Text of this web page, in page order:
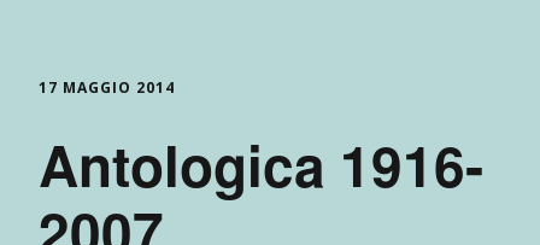
17 MAGGIO 2014
Antologica 1916-